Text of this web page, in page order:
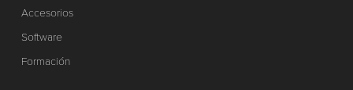
Accesorios
Software
Formación